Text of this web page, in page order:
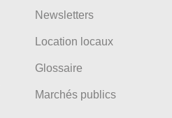
Newsletters
Location locaux
Glossaire
Marchés publics